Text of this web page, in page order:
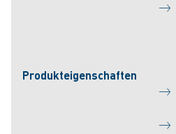
Produkteigenschaften